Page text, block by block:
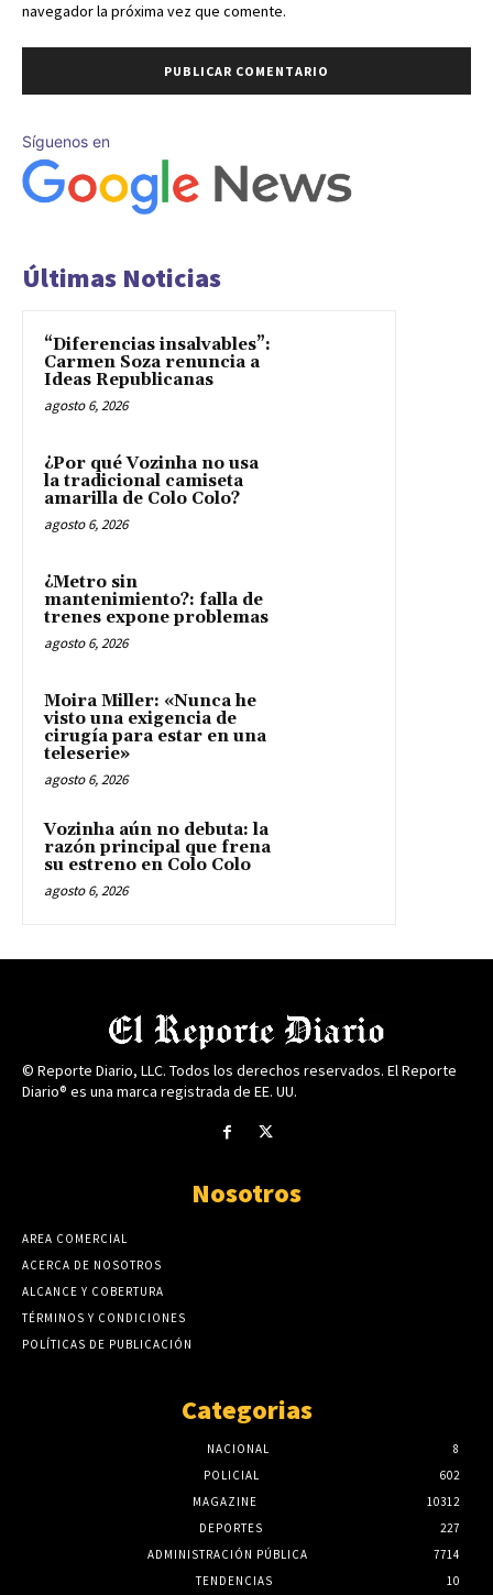
navegador la próxima vez que comente.
Síguenos en
Últimas Noticias
“Diferencias insalvables”:
Carmen Soza renuncia a
Ideas Republicanas
agosto 6, 2026
¿Por qué Vozinha no usa
la tradicional camiseta
amarilla de Colo Colo?
agosto 6, 2026
¿Metro sin
mantenimiento?: falla de
trenes expone problemas
agosto 6, 2026
Moira Miller: «Nunca he
visto una exigencia de
cirugía para estar en una
teleserie»
agosto 6, 2026
Vozinha aún no debuta: la
razón principal que frena
su estreno en Colo Colo
agosto 6, 2026
© Reporte Diario, LLC. Todos los derechos reservados. El Reporte
Diario® es una marca registrada de EE. UU.
Nosotros
AREA COMERCIAL
ACERCA DE NOSOTROS
ALCANCE Y COBERTURA
TÉRMINOS Y CONDICIONES
POLÍTICAS DE PUBLICACIÓN
Categorias
NACIONAL
8
POLICIAL
602
MAGAZINE
10312
DEPORTES
227
ADMINISTRACIÓN PÚBLICA
7714
TENDENCIAS
10